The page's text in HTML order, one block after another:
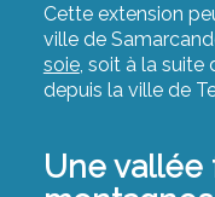
Cette extension
ville de
soie, soit à la suite
depuis la ville de
Une vallée